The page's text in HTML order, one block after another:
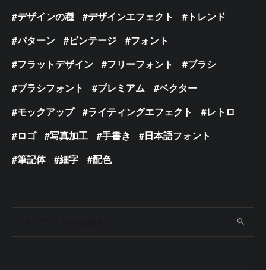
デザインの種
デザインエフェクト
トレンド
パターン
ビンテージ
フォント
フラットデザイン
フリーフォント
ブラシ
ブラシフォント
プレミアム
ベクター
モックアップ
ライティングエフェクト
レトロ
ロゴ
写真加工 手書き
日本語フォント
筆記体
細字 配色